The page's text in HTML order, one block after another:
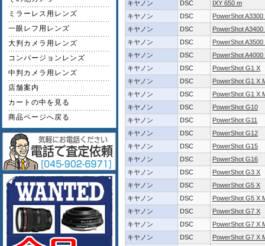
ミラーレス用レンズ
一眼レフ用レンズ
大判カメラ用レンズ
コンバージョンレンズ
中判カメラ用レンズ
店舗案内
カートの中を見る
商品ページへ戻る
キヤノン
DSC
IXY 650 m
キヤノン
DSC
PowerShot A3300
キヤノン
DSC
PowerShot A3400
キヤノン
DSC
PowerShot A3500
キヤノン
DSC
PowerShot A4000
キヤノン
DSC
PowerShot G1 X
キヤノン
DSC
PowerShot G1 X
キヤノン
DSC
PowerShot G1 X
キヤノン
DSC
PowerShot G10
キヤノン
DSC
PowerShot G11
キヤノン
DSC
PowerShot G12
キヤノン
DSC
PowerShot G15
キヤノン
DSC
PowerShot G16
キヤノン
DSC
PowerShot G3 X
キヤノン
DSC
PowerShot G5 X
キヤノン
DSC
PowerShot G5 X
キヤノン
DSC
PowerShot G7 X
キヤノン
DSC
PowerShot G7 X
キヤノン
DSC
PowerShot G7 X